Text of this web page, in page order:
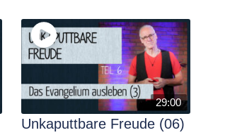
29:00
Unkaputtbare Freude (06)